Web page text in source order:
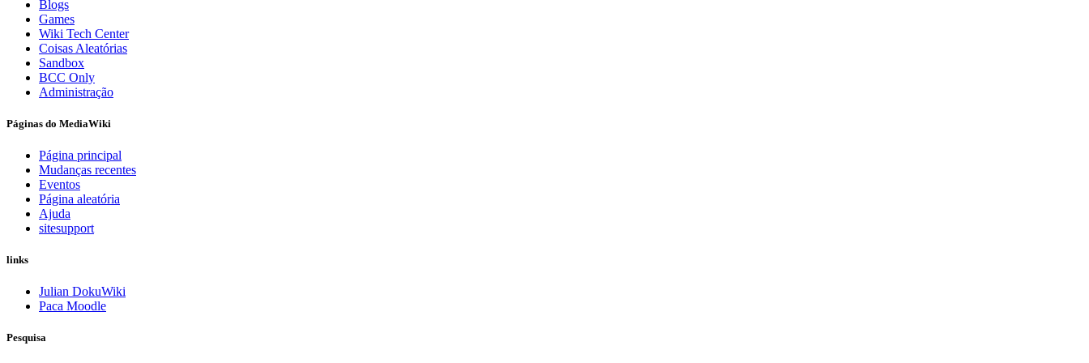
Blogs
Games
Wiki Tech Center
Coisas Aleatórias
Sandbox
BCC Only
Administração
Páginas do MediaWiki
Página principal
Mudanças recentes
Eventos
Página aleatória
Ajuda
sitesupport
links
Julian DokuWiki
Paca Moodle
Pesquisa